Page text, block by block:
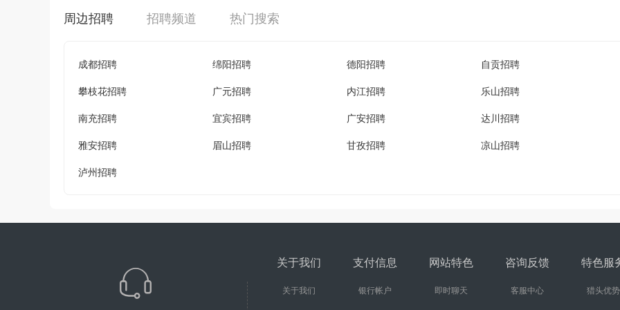
周边招聘 招聘频道 热门搜索
成都招聘 绵阳招聘 德阳招聘
自贡招聘
攀枝花招聘
广元招聘 内江招聘
乐山招聘
南充招聘
宜宾招聘 广安招聘
达川招聘
雅安招聘
眉山招聘 甘孜招聘
凉山招聘
泸州招聘
关于我们
关于我们
支付信息
银行帐户
网站特色
即时聊天
咨询反馈
客服中心
特色服
猎头优势